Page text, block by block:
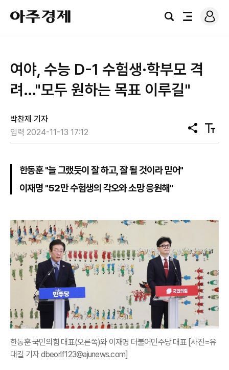
아
주
경
검
전
로
그
여야, 수능 D-1 수험생·학부모 격
려…"모두 원하는 목표 이루길"
박찬제 기자
입력 2024-11-13 17:12
공
유
텍
스
한동훈 "늘 그랬듯이 잘 하고, 잘 될 것이라 믿어"
이재명 "52만 수험생의 각오와 소망 응원해"
한동훈 국민의힘 대표(오른쪽)와 이재명 더불어민주당 대표 [사진=유
대길 기자 dbeorlf123@ajunews.com]